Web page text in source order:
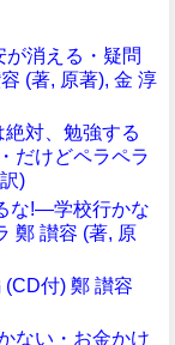
消える・疑問
(著, 原著), 金 淳
対、勉強する
だけどペラペラ
)
な!―学校行かな
鄭 讃容 (著, 原
付) 鄭 讃容
ない・お金かけ